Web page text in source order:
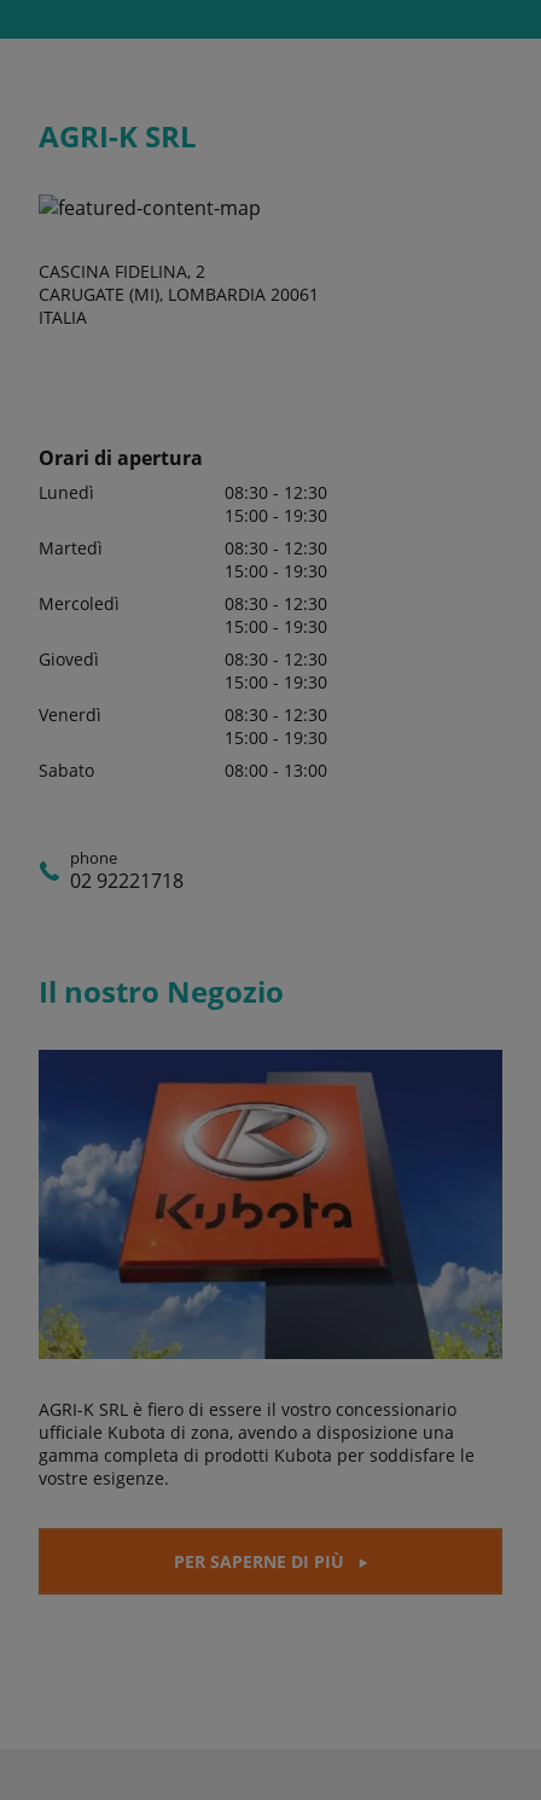
AGRI-K SRL
CASCINA FIDELINA, 2
CARUGATE (MI), LOMBARDIA 20061
ITALIA
Orari di apertura
Lunedì
08:30 - 12:30
15:00 - 19:30
Martedì
08:30 - 12:30
15:00 - 19:30
Mercoledì
08:30 - 12:30
15:00 - 19:30
Giovedì
08:30 - 12:30
15:00 - 19:30
Venerdì
08:30 - 12:30
15:00 - 19:30
Sabato
08:00 - 13:00
phone
02 92221718
Il nostro Negozio
AGRI-K SRL è fiero di essere il vostro concessionario
ufficiale Kubota di zona, avendo a disposizione una
gamma completa di prodotti Kubota per soddisfare le
vostre esigenze.
PER SAPERNE DI PIÙ